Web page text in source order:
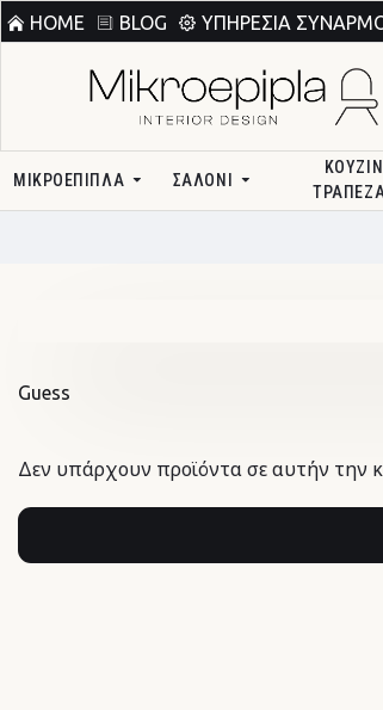
HOME BLOG ΥΠΗΡΕΣΊΑ
ΜΙΚΡΟΕΠΙΠΛΑ ΣΑΛΌΝΙ
Guess
Δεν υπάρχουν προϊόντα σε αυτήν την